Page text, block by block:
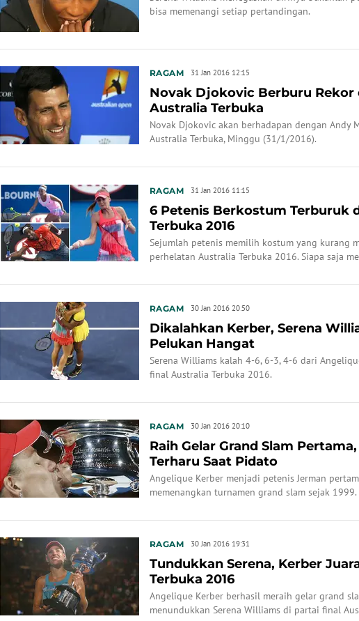
bisa memenangi setiap pertandingan.
RAGAM 31 Jan 2016 12:15
Novak Djokovic Berburu Rekor
Australia Terbuka
Novak Djokovic akan berhadapan dengan Andy
Australia Terbuka, Minggu (31/1/2016).
RAGAM 31 Jan 2016 11:15
6 Petenis Berkostum Terburuk
Terbuka 2016
Sejumlah petenis memilih kostum yang kurang
perhelatan Australia Terbuka 2016. Siapa saja
RAGAM 30 Jan 2016 20:50
Dikalahkan Kerber, Serena
Pelukan Hangat
Serena Williams kalah 4-6, 6-3, 4-6 dari
final Australia Terbuka 2016.
RAGAM 30 Jan 2016 20:10
Raih Gelar Grand Slam
Terharu Saat Pidato
Angelique Kerber menjadi petenis Jerman
memenangkan turnamen grand slam sejak 1999.
RAGAM 30 Jan 2016 19:31
Tundukkan Serena, Kerber
Terbuka 2016
Angelique Kerber berhasil meraih gelar grand
menundukkan Serena Williams di partai final